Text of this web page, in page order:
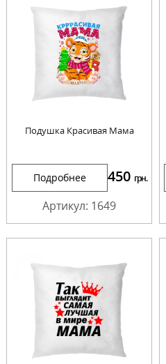
Подушка Красивая Мама
Подробнее 450 грн.
Артикул: 1649